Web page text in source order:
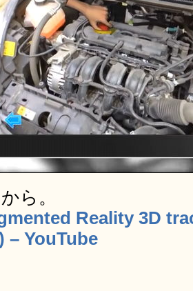
ら。
Reality 3D
– YouTube